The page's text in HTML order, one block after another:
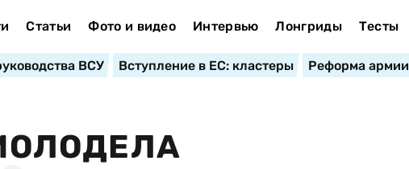
Статьи Фото и видео Интервью Лонгриды Тесты
ВСУ Вступление в ЕС: кластеры Реформа армии